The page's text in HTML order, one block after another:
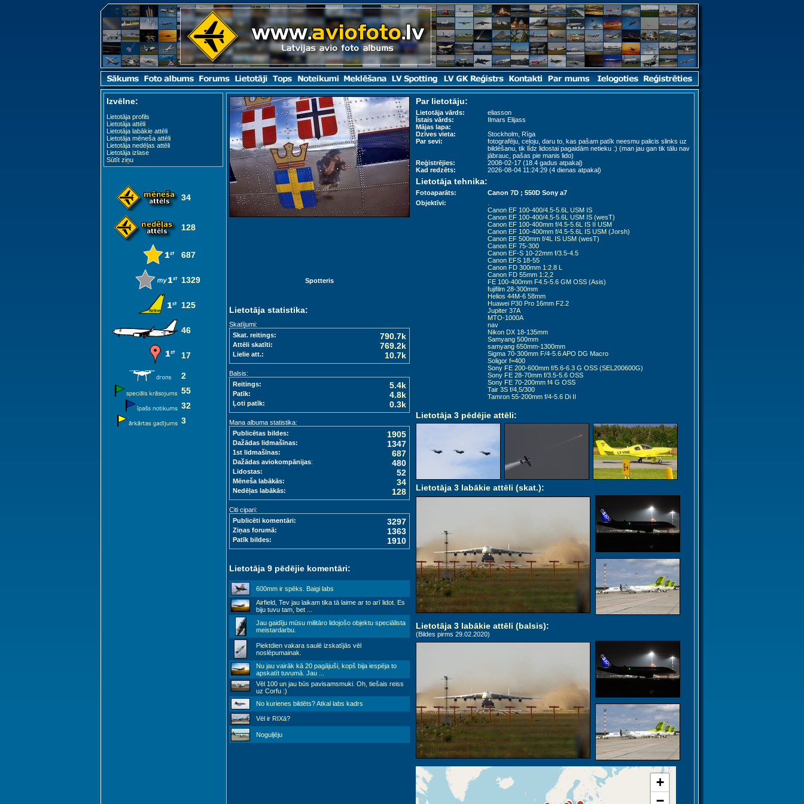
Izvēlne:
Lietotāja profils
Lietotāja attēli
Lietotāja labākie attēli
Lietotāja mēneša attēli
Lietotāja nedēļas attēli
Lietotāja izlase
Sūtīt ziņu
34
128
687
1329
125
46
17
2
55
32
3
Par lietotāju:
Lietotāja vārds:
eliasson
Īstais vārds:
Ilmars Elijass
Mājas lapa:
Dzīves vieta:
Stockholm, Rīga
Par sevi:
fotografēju, ceļoju, daru to, kas pašam patīk neesmu palicis slinks uz
bildēšanu, tik līdz lidostai pagaidām netieku :) (man jau gan tik tālu nav
jābrauc, pašas pie manis lido)
Reģistrējies:
2008-02-17 (18.4 gadus atpakaļ)
Kad redzēts:
2026-08-04 11:24:29 (4 dienas atpakaļ)
Lietotāja tehnika:
Fotoaparāts:
Canon 7D ; 550D Sony a7
Objektīvi:
Canon EF 100-400/4.5-5.6L USM IS
Canon EF 100-400/4.5-5.6L USM IS (wesT)
Canon EF 100-400mm f/4.5-5.6L IS II USM
Canon EF 100-400mm f/4.5-5.6L IS USM (Jorsh)
Canon EF 500mm f/4L IS USM (wesT)
Canon EF 75-300
Canon EF-S 10-22mm f/3.5-4.5
Canon EFS 18-55
Canon FD 300mm 1:2.8 L
Canon FD 55mm 1:2,2
FE 100-400mm F4.5-5.6 GM OSS (Asis)
fujifilm 28-300mm
Helios 44M-6 58mm
Huawei P30 Pro 16mm F2.2
Jupiter 37A
MTO-1000A
nav
Nikon DX 18-135mm
Samyang 500mm
samyang 650mm-1300mm
Sigma 70-300mm F/4-5.6 APO DG Macro
Soligor f=400
Sony FE 200-600mm f/5.6-6.3 G OSS (SEL200600G)
Sony FE 28-70mm f/3.5-5.6 OSS
Sony FE 70-200mm f4 G OSS
Tair 3S f/4,5/300
Tamron 55-200mm f/4-5.6 Di II
Lietotāja 3 pēdējie attēli:
Lietotāja 3 labākie attēli (skat.):
Lietotāja 3 labākie attēli (balsis):
(Bildes pirms 29.02.2020)
+
−
Spotteris
Lietotāja statistika:
Skatījumi:
Skat. reitings:
790.7k
Attēli skatīti: 769.2k
Lielie att.: 10.7k
Balsis:
Reitings:
5.4k
Patīk: 4.8k
Ļoti patīk: 0.3k
Mana albuma statistika:
Publicētas bildes:
1905
Dažādas lidmašīnas: 1347
1st lidmašīnas: 687
Dažādas aviokompānijas: 480
Lidostas: 52
Mēneša labākās: 34
Nedēļas labākās: 128
Citi cipari:
Publicēti komentāri:
3297
Ziņas forumā: 1363
Patīk bildes: 1910
Lietotāja 9 pēdējie komentāri:
600mm ir spēks. Baigi labs
Airfield, Tev jau laikam tika tā laime ar to arī lidot. Es
biju tuvu tam, bet
Jau gaidīju mūsu militāro lidojošo objektu speciālista
meistardarbu.
Piektdien vakara saulē izskatījās vēl
noslēpumainak.
Nu jau vairāk kā 20 pagājuši, kopš bija iespēja to
apskatīt tuvumā. Jau
Vēl 100 un jau būs pavisamsmuki. Oh, tiešais reiss
uz Corfu :)
No kurienes bildēts? Atkal labs kadrs
Vēl ir RIXā?
Noguljēju